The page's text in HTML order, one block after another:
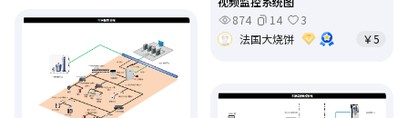
874
14
3
法国大烧饼
￥5